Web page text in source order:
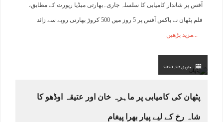
آفس پر شاندار کامیابی کا سلسلہ جاری۔بھارتی میڈیا رپورٹ کے مطابق،
فلم پٹھان نے باکس آفس پر 5 روز میں 500 کروڑ بھارتی روپے سے زائد
مزید پڑھیں
جنوري 29, 2023
پٹھان کی کامیابی پر ماہرہ خان اور عتیقہ اوڈھو کا
شاہ رخ کے لیے پیار بھرا پیغام